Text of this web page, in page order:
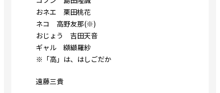
おネエ 栗田桃花
ネコ 高野友那(※)
おじょう 吉田天音
ギャル 纐纈羅紗
※「高」は、はしごだか
遠藤三貴